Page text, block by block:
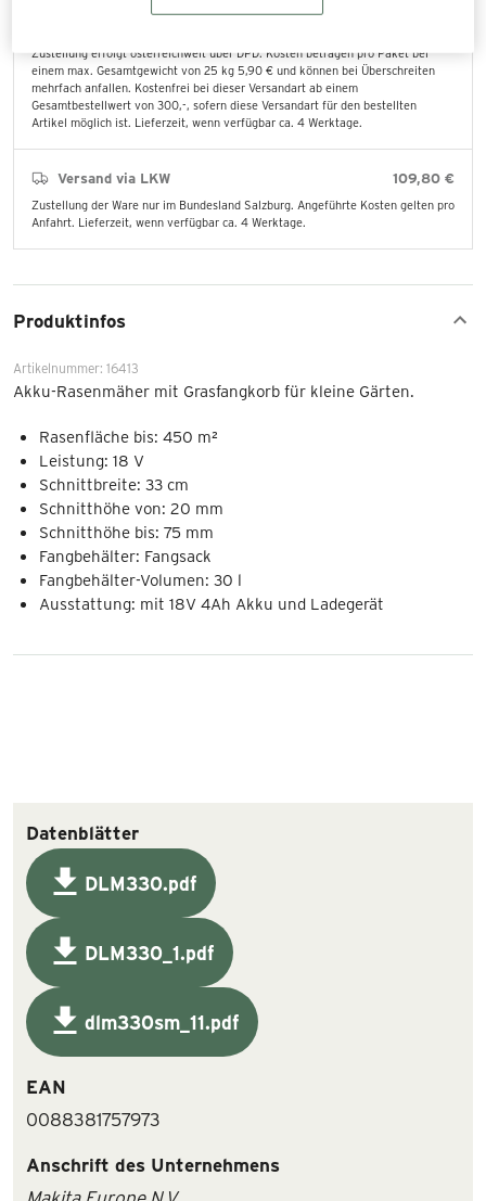
Zustellung erfolgt österreichweit über DPD. Kosten betragen pro Paket bei
einem max. Gesamtgewicht von 25 kg 5,90 € und können bei Überschreiten
mehrfach anfallen. Kostenfrei bei dieser Versandart ab einem
Gesamtbestellwert von 300,-, sofern diese Versandart für den bestellten
Artikel möglich ist. Lieferzeit, wenn verfügbar ca. 4 Werktage.
Versand via LKW 109,80 €
Zustellung der Ware nur im Bundesland Salzburg. Angeführte Kosten gelten pro
Anfahrt. Lieferzeit, wenn verfügbar ca. 4 Werktage.
Produktinfos
Artikelnummer: 16413
Akku-Rasenmäher mit Grasfangkorb für kleine Gärten.
Rasenfläche bis: 450 m²
Leistung: 18 V
Schnittbreite: 33 cm
Schnitthöhe von: 20 mm
Schnitthöhe bis: 75 mm
Fangbehälter: Fangsack
Fangbehälter-Volumen: 30 l
Ausstattung: mit 18V 4Ah Akku und Ladegerät
Datenblätter
DLM330.pdf
DLM330_1.pdf
dlm330sm_11.pdf
EAN
0088381757973
Anschrift des Unternehmens